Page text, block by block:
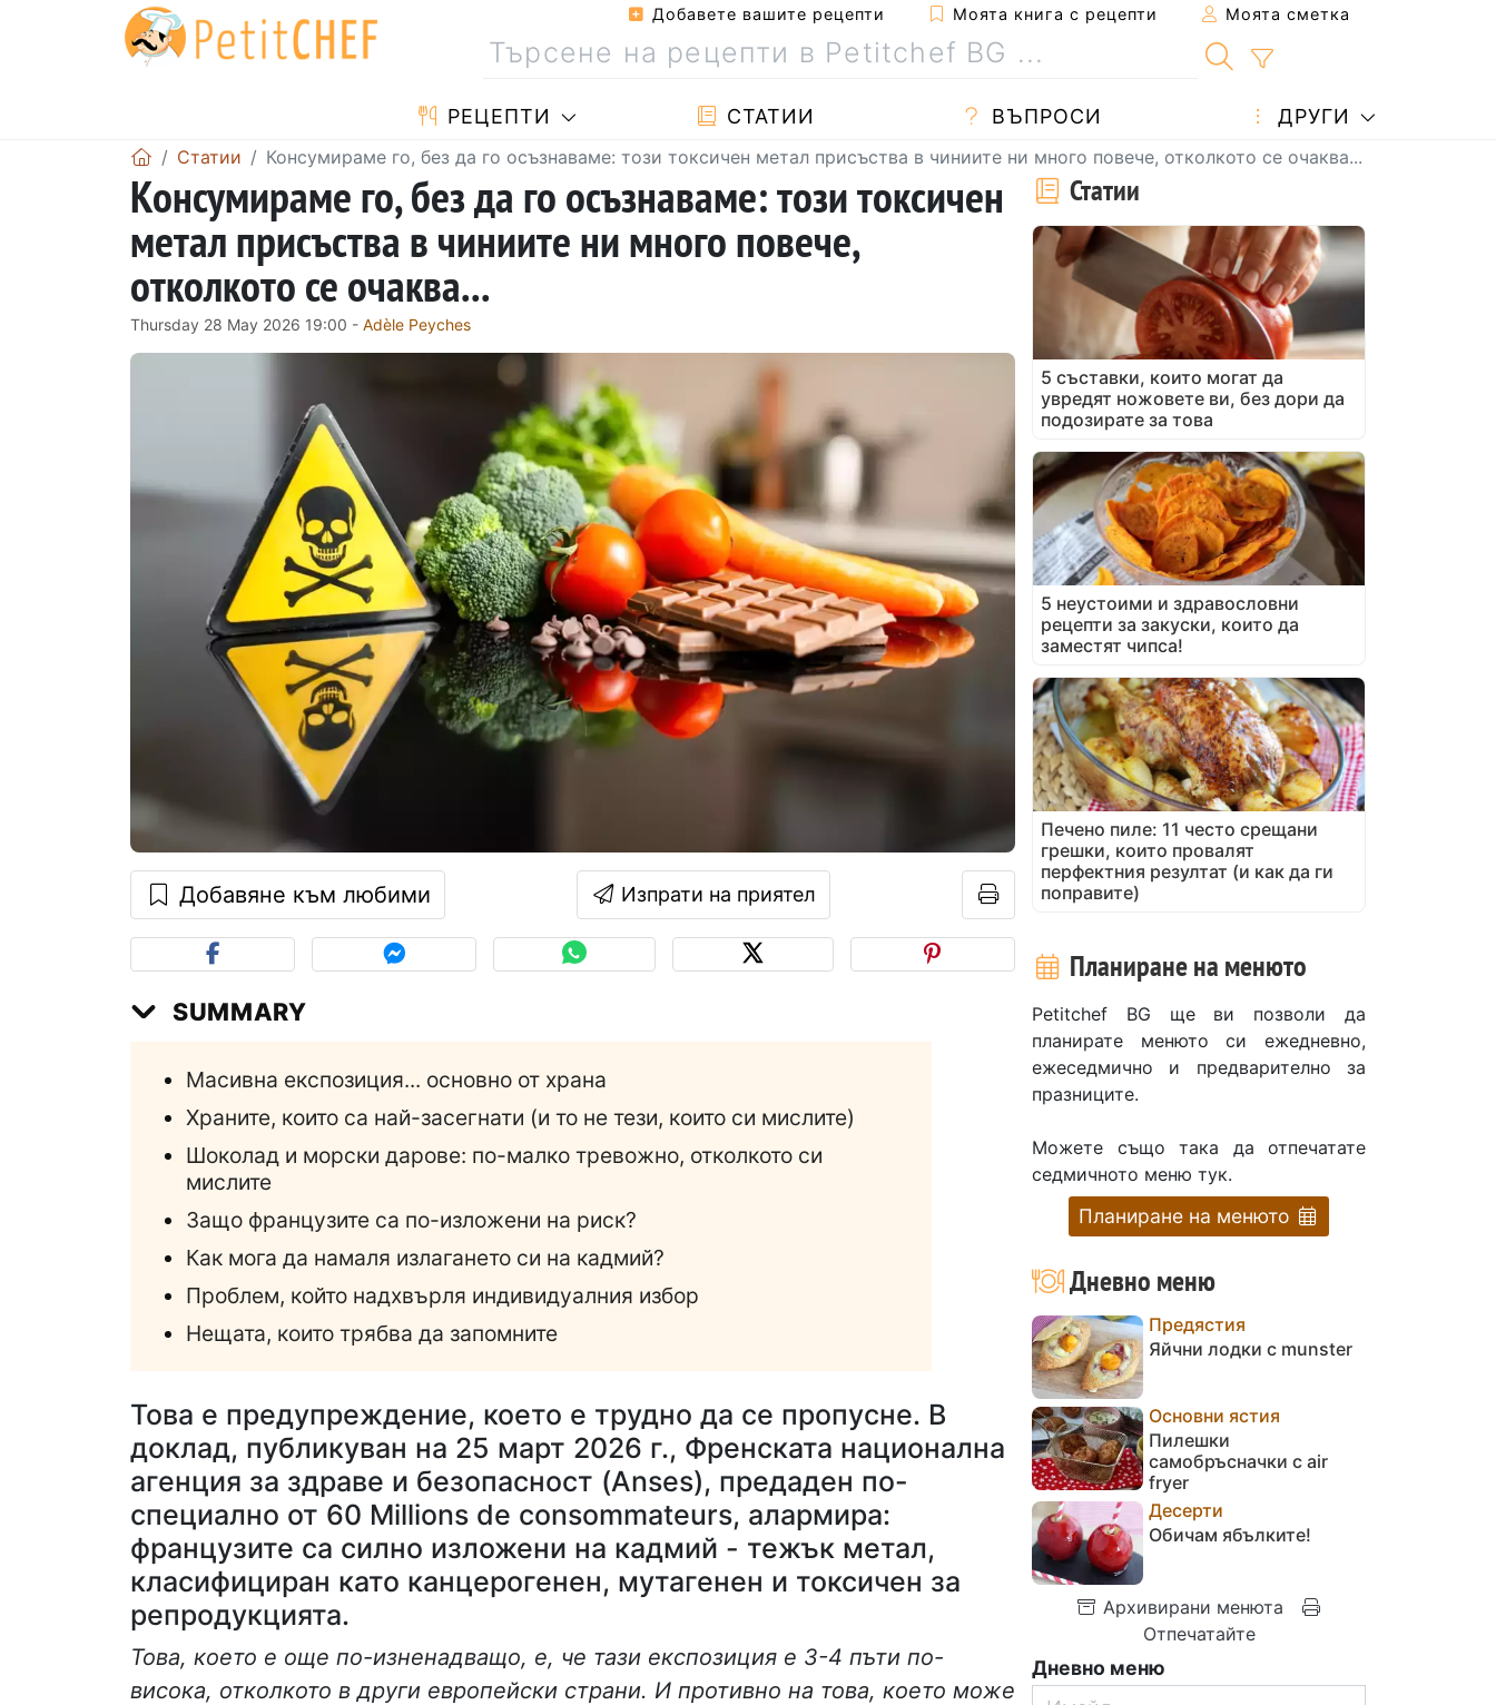
Добавете вашите рецепти Моята книга с рецепти Моята сметка
РЕЦЕПТИ СТАТИИ ВЪПРОСИ ДРУГИ
Статии Консумираме го, без да го осъзнаваме: този токсичен метал присъства в чиниите ни много повече, отколкото се очаква...
Консумираме го, без да го осъзнаваме: този токсичен
метал присъства в чиниите ни много повече,
отколкото се очаква...
Thursday 28 May 2026 19:00 - Adèle Peyches
Добавяне към любими Изпрати на приятел
SUMMARY
Масивна експозиция... основно от храна
Храните, които са най-засегнати (и то не тези, които си мислите)
Шоколад и морски дарове: по-малко тревожно, отколкото си
мислите
Защо французите са по-изложени на риск?
Как мога да намаля излагането си на кадмий?
Проблем, който надхвърля индивидуалния избор
Нещата, които трябва да запомните
Това е предупреждение, което е трудно да се пропусне. В
доклад, публикуван на 25 март 2026 г., Френската национална
агенция за здраве и безопасност (Anses), предаден по-
специално от 60 Millions de consommateurs, алармира:
французите са силно изложени на кадмий - тежък метал,
класифициран като канцерогенен, мутагенен и токсичен за
репродукцията.
Това, което е още по-изненадващо, е, че тази експозиция е 3-4 пъти по-
висока, отколкото в други европейски страни. И противно на това, което може
Статии
5 съставки, които могат да
увредят ножовете ви, без дори да
подозирате за това
5 неустоими и здравословни
рецепти за закуски, които да
заместят чипса!
Печено пиле: 11 често срещани
грешки, които провалят
перфектния резултат (и как да ги
поправите)
Планиране на менюто
Petitchef BG ще ви позволи да
планирате менюто си ежедневно,
ежеседмично и предварително за
празниците.
Можете също така да отпечатате
седмичното меню тук.
Планиране на менюто
Дневно меню
Предястия
Яйчни лодки с munster
Основни ястия
Пилешки
самобръсначки с air
fryer
Десерти
Обичам ябълките!
Архивирани менюта
Отпечатайте
Дневно меню